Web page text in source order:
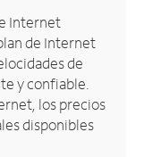
Internet
de Internet
de
y confiable.
los precios
disponibles